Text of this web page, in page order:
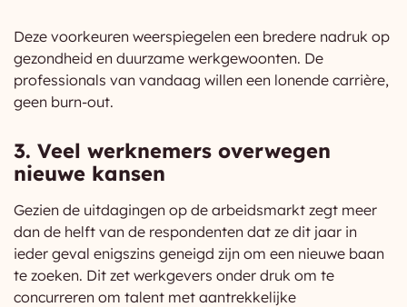
Deze voorkeuren weerspiegelen een bredere nadruk op
gezondheid en duurzame werkgewoonten. De
professionals van vandaag willen een lonende carrière,
geen burn-out.
3. Veel werknemers overwegen
nieuwe kansen
Gezien de uitdagingen op de arbeidsmarkt zegt meer
dan de helft van de respondenten dat ze dit jaar in
ieder geval enigszins geneigd zijn om een nieuwe baan
te zoeken. Dit zet werkgevers onder druk om te
concurreren om talent met aantrekkelijke